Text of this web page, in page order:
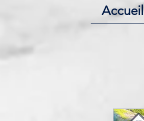
Accueil